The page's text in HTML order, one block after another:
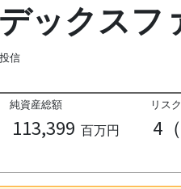
ックスフ
信
純資産総額
113,399 百万円
リス
4